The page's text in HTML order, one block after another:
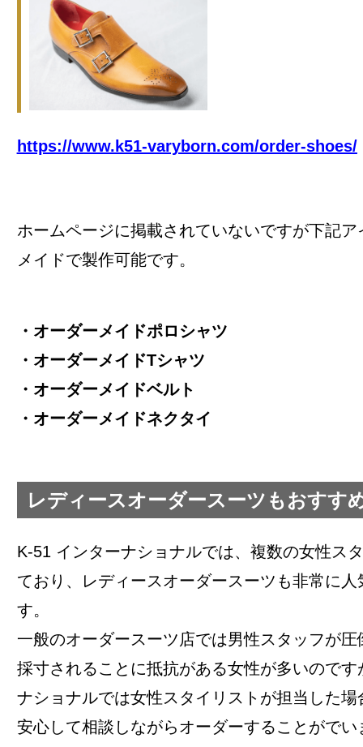
https://www.k51-varyborn.com/order-shoes/
ホームページに掲載されていないですが下記
メイドで製作可能です。
・オーダーメイドポロシャツ
・オーダーメイドTシャツ
・オーダーメイドベルト
・オーダーメイドネクタイ
レディースオーダースーツもおすす
K-51 インターナショナルでは、複数の女性ス
ており、レディースオーダースーツも非常に人
す。
一般のオーダースーツ店では男性スタッフが
採寸されることに抵抗がある女性が多いので
ナショナルでは女性スタイリストが担当した
安心して相談しながらオーダーすることがでい